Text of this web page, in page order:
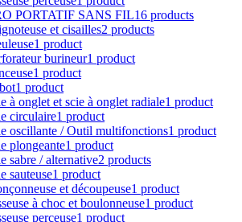
circulaire1 product
oscillante / Outil multifonctions1 product
plongeante1 product
sabre / alternative
sauteuse1 product
et découpeuse
à choc et boulonneuse
perceuse1 product
7 products
écrou1 product
hydraulique1 product
hydraulique2 products
hydraulique1 product
câble1 product
hydraulique2 products